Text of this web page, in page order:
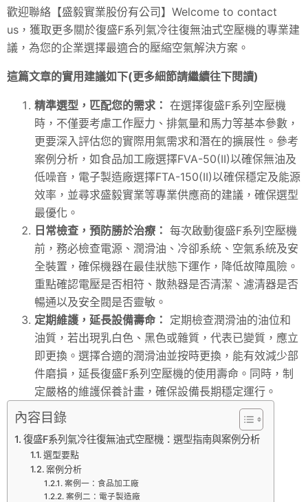
歡迎聯絡【盛毅實業股份有公司】Welcome to contact
us，獲取更多關於復盛F系列氣冷往復無油式空壓機的專業建
議，為您的企業選擇最適合的壓縮空氣解決方案。
這篇文章的實用建議如下(更多細節請繼續往下閱讀)
精準選型，匹配您的需求： 在選擇復盛F系列空壓機
時，不僅要考慮工作壓力、排氣量和馬力等基本參數，
更要深入評估您的實際用氣需求和潛在的擴展性。參考
案例分析，如食品加工廠選擇FVA-50(II)以確保無油及
低噪音，電子製造廠選擇FTA-150(II)以確保穩定及能源
效率，並尋求盛毅實業等專業供應商的建議，確保選型
最優化。
日常檢查，預防勝於治療： 每次啟動復盛F系列空壓機
前，務必檢查電源、潤滑油、冷卻系統、空氣系統及安
全裝置，確保機器在最佳狀態下運作，降低故障風險。
重點確認電壓是否相符、散熱器是否清潔、濾清器是否
暢通以及安全閥是否靈敏。
定期維護，延長設備壽命： 定期檢查潤滑油的油位和
油質，若出現乳白色、黑色或雜質，代表已變質，應立
即更換。選擇合適的潤滑油並按時更換，能有效減少部
件磨損，延長復盛F系列空壓機的使用壽命。同時，制
定嚴格的維護保養計畫，確保設備長期穩定運行。
內容目錄
復盛F系列氣冷往復無油式空壓機：選型指南與案例分析
選型要點
案例分析
案例一：食品加工廠
案例二：電子製造廠